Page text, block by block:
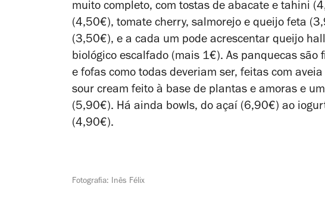
muito completo, com tostas de abacate e tahini
(4,50€), tomate cherry, salmorejo e queijo feta
(3,50€), e a cada um pode acrescentar queijo
biológico escalfado (mais 1€). As panquecas
e fofas como todas deveriam ser, feitas com
sour cream feito à base de plantas e amoras e
(5,90€). Há ainda bowls, do açaí (6,90€) ao
(4,90€).
Fotografia: Inês Félix